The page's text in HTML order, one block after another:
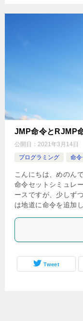
JMP命令とRJMP
公開日： 2021年3月14日
プログラミング
命
こんにちは、めのん
命令セットシミュレ
ースですが、少しず
は地道に命令を追加
Tweet